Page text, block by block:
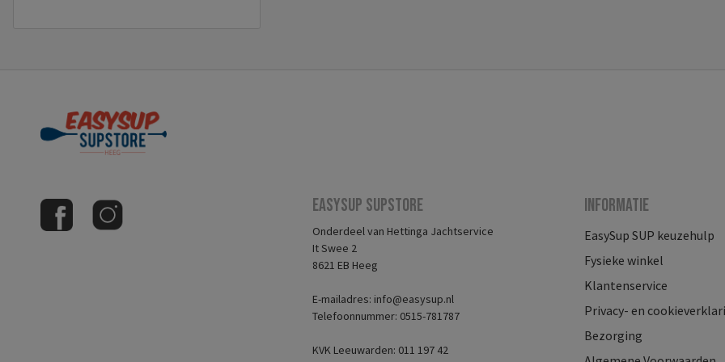
Easysup Supstore
Onderdeel van Hettinga Jachtservice
It Swee 2
8621 EB Heeg
E-mailadres: info@easysup.nl
Telefoonnummer: 0515-781787
KVK Leeuwarden: 011 197 42
Informatie
EasySup SUP keuzehulp
Fysieke winkel
Klantenservice
Privacy- en
Bezorging